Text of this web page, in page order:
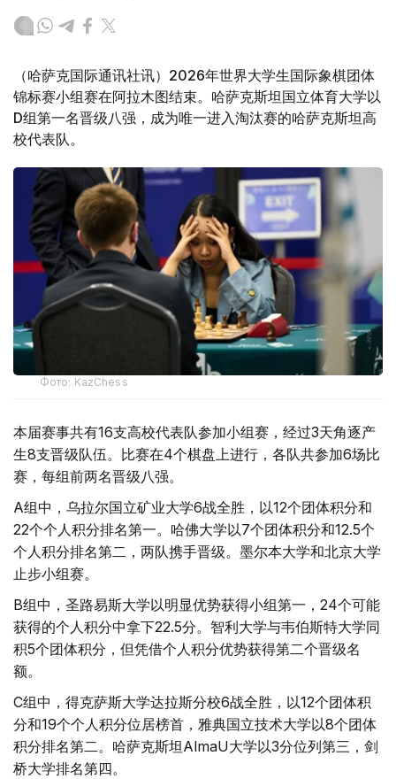
（哈萨克国际通讯社讯）2026年世界大学生国际象棋团体
锦标赛小组赛在阿拉木图结束。哈萨克斯坦国立体育大学以
D组第一名晋级八强，成为唯一进入淘汰赛的哈萨克斯坦高
校代表队。
Фото: KazChess
本届赛事共有16支高校代表队参加小组赛，经过3天角逐产
生8支晋级队伍。比赛在4个棋盘上进行，各队共参加6场比
赛，每组前两名晋级八强。
A组中，乌拉尔国立矿业大学6战全胜，以12个团体积分和
22个个人积分排名第一。哈佛大学以7个团体积分和12.5个
个人积分排名第二，两队携手晋级。墨尔本大学和北京大学
止步小组赛。
B组中，圣路易斯大学以明显优势获得小组第一，24个可能
获得的个人积分中拿下22.5分。智利大学与韦伯斯特大学同
积5个团体积分，但凭借个人积分优势获得第二个晋级名
额。
C组中，得克萨斯大学达拉斯分校6战全胜，以12个团体积
分和19个个人积分位居榜首，雅典国立技术大学以8个团体
积分排名第二。哈萨克斯坦AlmaU大学以3分位列第三，剑
桥大学排名第四。